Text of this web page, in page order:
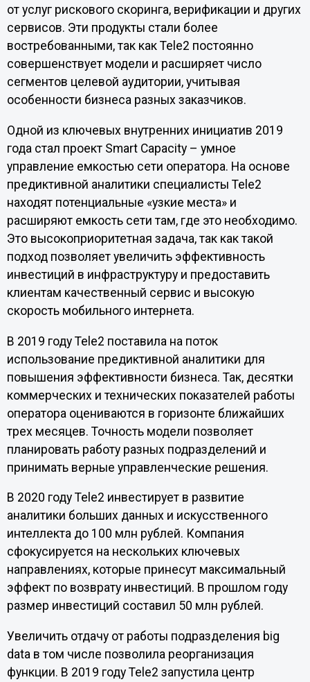
от услуг рискового скоринга, верификации и других
сервисов. Эти продукты стали более
востребованными, так как Tele2 постоянно
совершенствует модели и расширяет число
сегментов целевой аудитории, учитывая
особенности бизнеса разных заказчиков.
Одной из ключевых внутренних инициатив 2019
года стал проект Smart Capacity – умное
управление емкостью сети оператора. На основе
предиктивной аналитики специалисты Tele2
находят потенциальные «узкие места» и
расширяют емкость сети там, где это необходимо.
Это высокоприоритетная задача, так как такой
подход позволяет увеличить эффективность
инвестиций в инфраструктуру и предоставить
клиентам качественный сервис и высокую
скорость мобильного интернета.
В 2019 году Tele2 поставила на поток
использование предиктивной аналитики для
повышения эффективности бизнеса. Так, десятки
коммерческих и технических показателей работы
оператора оцениваются в горизонте ближайших
трех месяцев. Точность модели позволяет
планировать работу разных подразделений и
принимать верные управленческие решения.
В 2020 году Tele2 инвестирует в развитие
аналитики больших данных и искусственного
интеллекта до 100 млн рублей. Компания
сфокусируется на нескольких ключевых
направлениях, которые принесут максимальный
эффект по возврату инвестиций. В прошлом году
размер инвестиций составил 50 млн рублей.
Увеличить отдачу от работы подразделения big
data в том числе позволила реорганизация
функции. В 2019 году Tele2 запустила центр